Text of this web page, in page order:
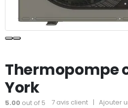
Thermopompe
York
5.00 out of 5 7 avis client | Ajouter